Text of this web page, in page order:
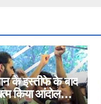
के इस्तीफे के बाद
किया आंदोलन,